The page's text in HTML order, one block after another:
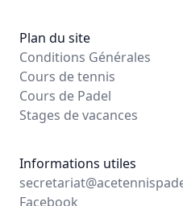
Plan du site
Conditions Générales
Cours de tennis
Cours de Padel
Stages de vacances
Informations utiles
Facebook